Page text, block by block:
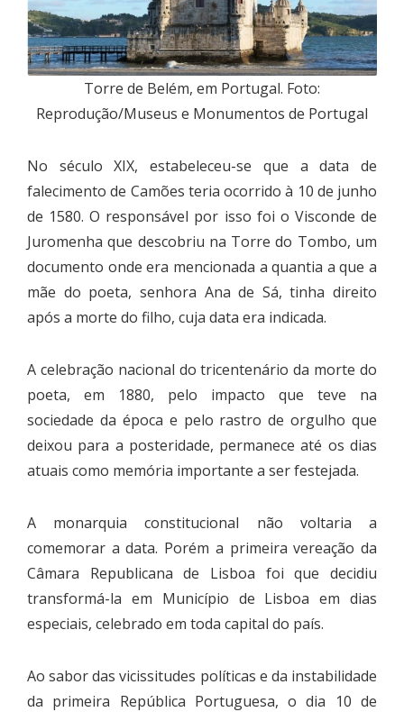
Torre de Belém, em Portugal. Foto:
Reprodução/Museus e Monumentos de Portugal
No século XIX, estabeleceu-se que a data de
falecimento de Camões teria ocorrido à 10 de junho
de 1580. O responsável por isso foi o Visconde de
Juromenha que descobriu na Torre do Tombo, um
documento onde era mencionada a quantia a que a
mãe do poeta, senhora Ana de Sá, tinha direito
após a morte do filho, cuja data era indicada.
A celebração nacional do tricentenário da morte do
poeta, em 1880, pelo impacto que teve na
sociedade da época e pelo rastro de orgulho que
deixou para a posteridade, permanece até os dias
atuais como memória importante a ser festejada.
A monarquia constitucional não voltaria a
comemorar a data. Porém a primeira vereação da
Câmara Republicana de Lisboa foi que decidiu
transformá-la em Município de Lisboa em dias
especiais, celebrado em toda capital do país.
Ao sabor das vicissitudes políticas e da instabilidade
da primeira República Portuguesa, o dia 10 de